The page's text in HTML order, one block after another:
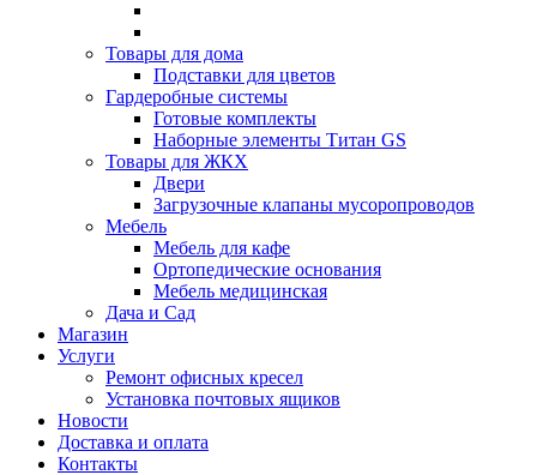
Товары для дома
Подставки для цветов
Гардеробные системы
Готовые комплекты
Наборные элементы Титан GS
Товары для ЖКХ
Двери
Загрузочные клапаны мусоропроводов
Мебель
Мебель для кафе
Ортопедические основания
Мебель медицинская
Дача и Сад
Магазин
Услуги
Ремонт офисных кресел
Установка почтовых ящиков
Новости
Доставка и оплата
Контакты